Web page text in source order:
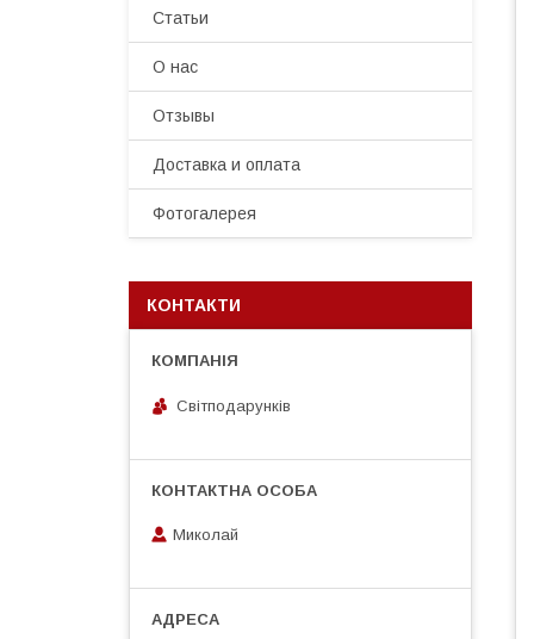
Статьи
О нас
Отзывы
Доставка и оплата
Фотогалерея
КОНТАКТИ
Світподарунків
Миколай